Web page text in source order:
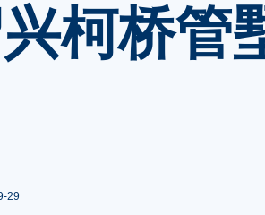
柯桥管
29